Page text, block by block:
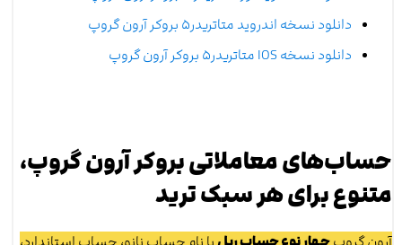
دانلود نسخه اندروید متاتریدر۵ بروکر آرون گروپ
دانلود نسخه IOS متاتریدر۵ بروکر آرون گروپ
حساب‌های معاملاتی بروکر آرون گروپ،
متنوع برای هر سبک ترید